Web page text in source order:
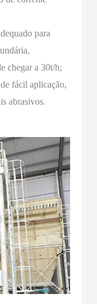
para
chegar a 30t/h;
fácil aplicação,
abrasivos.